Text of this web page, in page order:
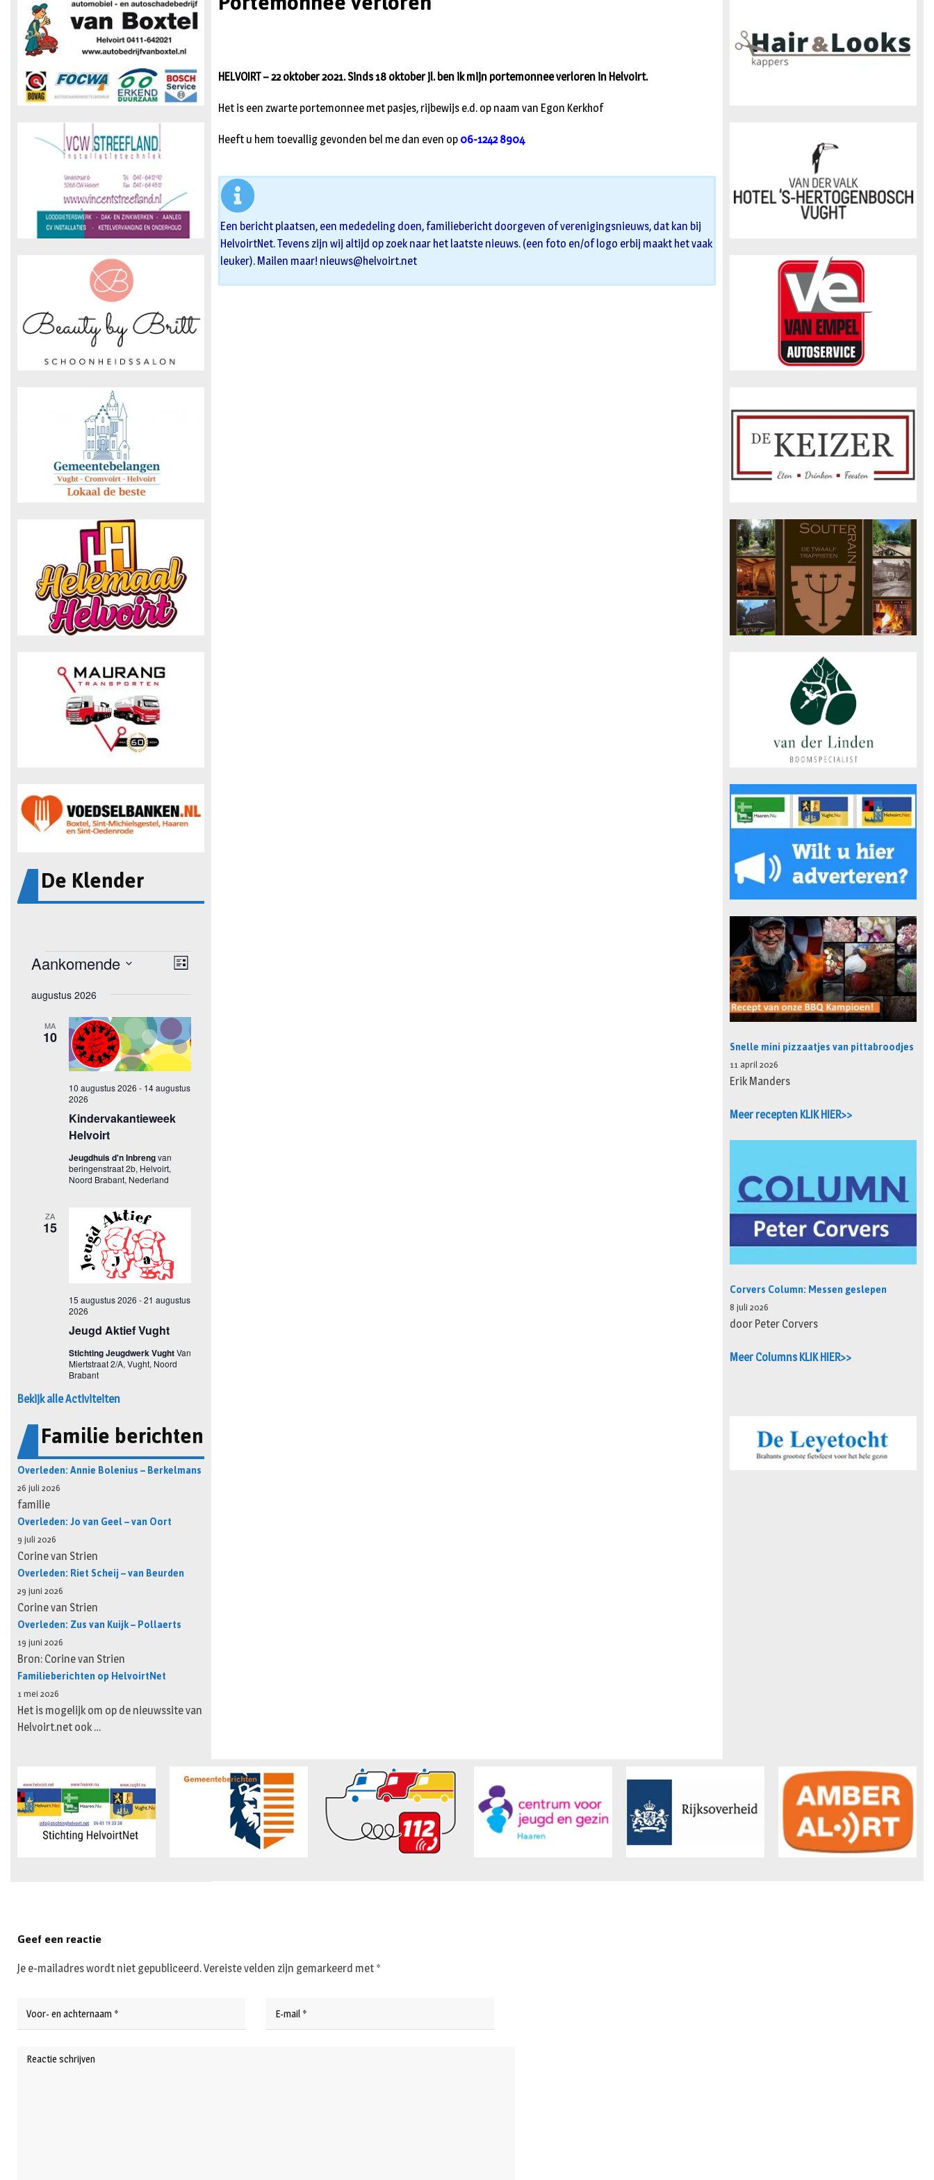
De Klender
Bekijk alle Activiteiten
Familie berichten
Overleden: Annie Bolenius – Berkelmans
26 juli 2026
familie
Overleden: Jo van Geel – van Oort
9 juli 2026
Corine van Strien
Overleden: Riet Scheij – van Beurden
29 juni 2026
Corine van Strien
Overleden: Zus van Kuijk – Pollaerts
19 juni 2026
Bron: Corine van Strien
Familieberichten op HelvoirtNet
1 mei 2026
Het is mogelijk om op de nieuwssite van
Helvoirt.net ook …
HELVOIRT – 22 oktober 2021. Sinds 18 oktober jl. ben ik mijn portemonnee verloren in Helvoirt.
Het is een zwarte portemonnee met pasjes, rijbewijs e.d. op naam van Egon Kerkhof
Heeft u hem toevallig gevonden bel me dan even op 06-1242 8904
Een bericht plaatsen, een mededeling doen, familiebericht doorgeven of verenigingsnieuws, dat kan bij
HelvoirtNet. Tevens zijn wij altijd op zoek naar het laatste nieuws. (een foto en/of logo erbij maakt het vaak
leuker). Mailen maar! nieuws@helvoirt.net
Snelle mini pizzaatjes van pittabroodjes
11 april 2026
Erik Manders
Meer recepten KLIK HIER>>
Corvers Column: Messen geslepen
8 juli 2026
door Peter Corvers
Meer Columns KLIK HIER>>
Geef een reactie
Je e-mailadres wordt niet gepubliceerd.Vereiste velden zijn gemarkeerd met *